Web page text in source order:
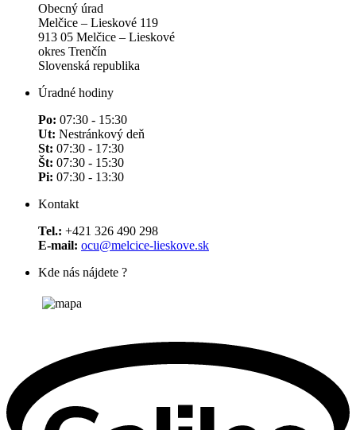
Obecný úrad
Melčice – Lieskové 119
913 05 Melčice – Lieskové
okres Trenčín
Slovenská republika
Úradné hodiny
Po: 07:30 - 15:30
Ut: Nestránkový deň
St: 07:30 - 17:30
Št: 07:30 - 15:30
Pi: 07:30 - 13:30
Kontakt
Tel.: +421 326 490 298
E-mail: ocu@melcice-lieskove.sk
Kde nás nájdete ?